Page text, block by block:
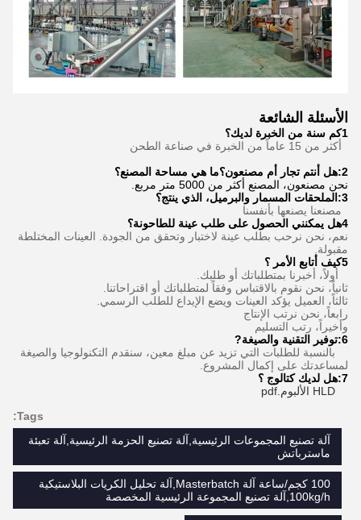
الأسئلة الشائعة
1كم سنة من الخبرة لديك؟
أكثر من 15 عاماً من الخبرة في صناعة الطحن
2:هل أنتم تجار أم مصنعون؟ما هي مساحة المصنع؟
نحن مصنعون، المصنع أكثر من 5000 متر مربع.
3
: الملحقات المسمار والبرميل، الذي ينتج؟
مصنعنا يصنعها بأنفسنا
4هل يمكنني الحصول على طلب عينة للطاحونة؟
نعم، نحن نرحب بطلب عينة لاختبار وتحقق من الجودة. العينات المختلطة
مقبولة.
5كيف أتابع الأمر ؟
أولاً، أخبرنا بمتطلباتك أو طلبك.
ثانياً، نحن نقوم بالاقتباس وفقاً لمتطلباتك أو اقتراحاتنا.
ثالثاً، العميل يؤكد العينات ويضع الإيداع للطلب الرسمي.
رابعاً، نحن نرتب الإنتاج
وأخيراً، رتب التسليم
6: توفير التقنية والصيغة?
بالنسبة للطلبات التي تزيد عن مبلغ معين، سنقدم التكنولوجيا والصيغة
لمساعدتك على إكمال المشروع.
7: هل لديك كتالوج ؟
HLD الألبوم.pdf
Tags:
آلة تصنيع المجموعات الرئيسية,آلة تصنيع الحزمة الرئيسية,آلة تعبئة
ماسترباتش
100 كجم/ساعة آلة Masterbatch,آلة تحليل الكريات البلاستيكية
100kg/h,آلة تصنيع المجموعة الرئيسية المخصصة